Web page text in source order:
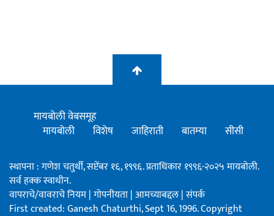
मायबोली वेबसमूह
मायबोली
विशेष जाहिराती बातम्या सीसी
स्थापना : गणेश चतुर्थी, सप्टेंबर १६, १९९६. प्रताधिकार १९९६-२०२५ मायबोली.
सर्व हक्क स्वाधीन.
वापराचे/वावराचे नियम|गोपनीयता|आमच्याबद्दल|संपर्क
First created: Ganesh Chaturthi, Sept 16, 1996. Copyright